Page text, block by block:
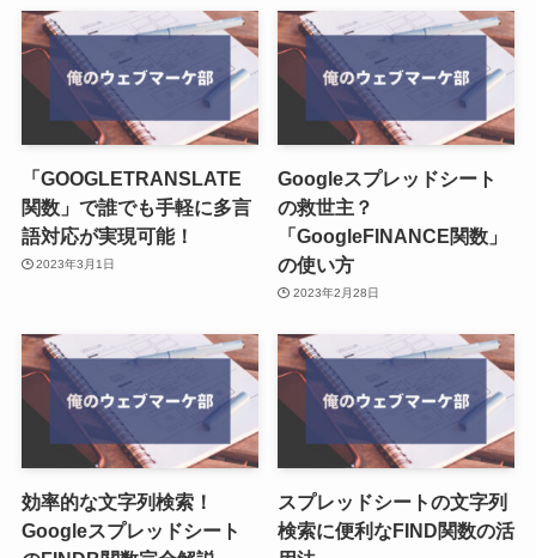
「GOOGLETRANSLATE
関数」で誰でも手軽に多言
語対応が実現可能！
2023年3月1日
Googleスプレッドシート
の救世主？
「GoogleFINANCE関数」
の使い方
2023年2月28日
効率的な文字列検索！
Googleスプレッドシート
スプレッドシートの文字列
検索に便利なFIND関数の活